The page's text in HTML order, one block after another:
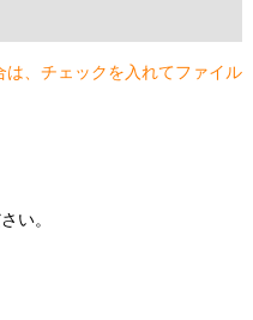
は、チェックを入れてファイル
い。